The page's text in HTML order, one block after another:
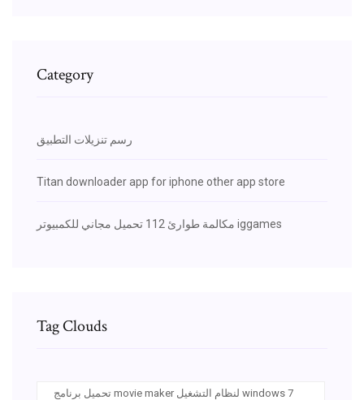
Category
رسم تنزيلات التطبيق
Titan downloader app for iphone other app store
مكالمة طوارئ 112 تحميل مجاني للكمبيوتر iggames
Tag Clouds
تحميل برنامج movie maker لنظام التشغيل windows 7